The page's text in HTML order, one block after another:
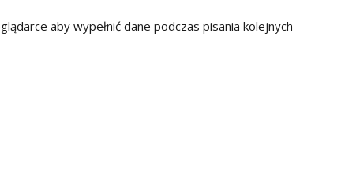
aby wypełnić dane podczas pisania kolejnych